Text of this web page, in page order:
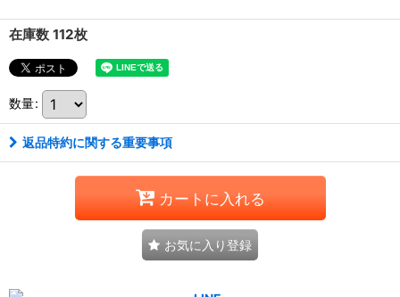
在庫数 112枚
数量:
返品特約に関する重要事項
カートに入れる
お気に入り登録